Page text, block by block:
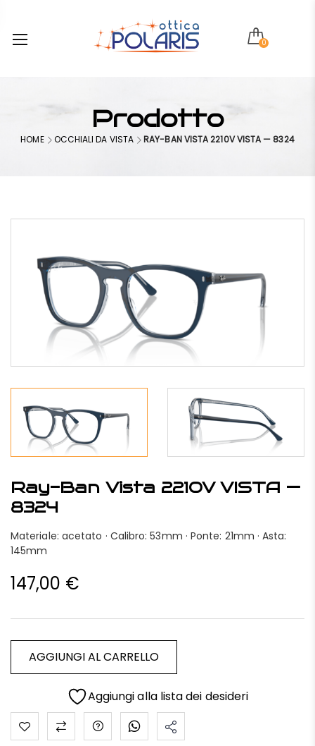
0
Prodotto
HOME OCCHIALI DA VISTA RAY-BAN VISTA 2210V VISTA — 8324
Ray-Ban Vista 2210V VISTA —
8324
Materiale: acetato · Calibro: 53mm · Ponte: 21mm · Asta:
145mm
147,00 €
AGGIUNGI AL CARRELLO
Aggiungi alla lista dei desideri